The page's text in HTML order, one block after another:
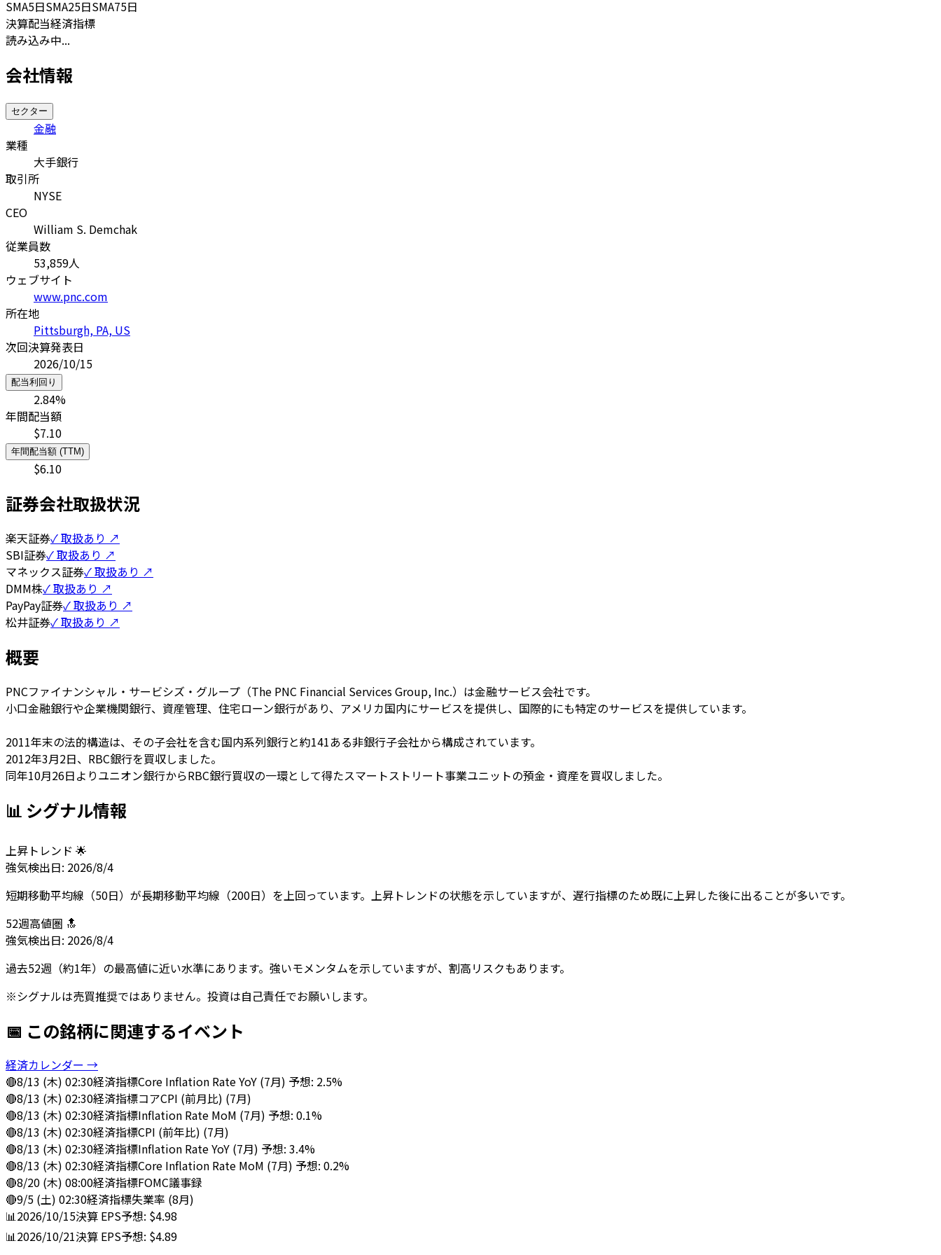
SMA5日SMA25日SMA75日
決算配当経済指標
読み込み中...
会社情報
セクター
金融
業種
大手銀行
取引所
NYSE
CEO
William S. Demchak
従業員数
53,859人
ウェブサイト
www.pnc.com
所在地
Pittsburgh, PA, US
次回決算発表日
2026/10/15
配当利回り
2.84%
年間配当額
$7.10
年間配当額 (TTM)
$6.10
証券会社取扱状況
楽天証券✓ 取扱あり ↗
SBI証券✓ 取扱あり ↗
マネックス証券✓ 取扱あり ↗
DMM株✓ 取扱あり ↗
PayPay証券✓ 取扱あり ↗
松井証券✓ 取扱あり ↗
概要
PNCファイナンシャル・サービシズ・グループ（The PNC Financial Services Group, Inc.）は金融サービス会社です。
小口金融銀行や企業機関銀行、資産管理、住宅ローン銀行があり、アメリカ国内にサービスを提供し、国際的にも特定のサービスを提供しています。
2011年末の法的構造は、その子会社を含む国内系列銀行と約141ある非銀行子会社から構成されています。
2012年3月2日、RBC銀行を買収しました。
同年10月26日よりユニオン銀行からRBC銀行買収の一環として得たスマートストリート事業ユニットの預金・資産を買収しました。
📊 シグナル情報
上昇トレンド 🌟
強気検出日: 2026/8/4
短期移動平均線（50日）が長期移動平均線（200日）を上回っています。上昇トレンドの状態を示していますが、遅行指標のため既に上昇した後に出ることが多いです。
52週高値圏 🔝
強気検出日: 2026/8/4
過去52週（約1年）の最高値に近い水準にあります。強いモメンタムを示していますが、割高リスクもあります。
※シグナルは売買推奨ではありません。投資は自己責任でお願いします。
📅 この銘柄に関連するイベント
経済カレンダー →
🔴8/13 (木) 02:30経済指標Core Inflation Rate YoY (7月) 予想: 2.5%
🔴8/13 (木) 02:30経済指標コアCPI (前月比) (7月)
🔴8/13 (木) 02:30経済指標Inflation Rate MoM (7月) 予想: 0.1%
🔴8/13 (木) 02:30経済指標CPI (前年比) (7月)
🔴8/13 (木) 02:30経済指標Inflation Rate YoY (7月) 予想: 3.4%
🔴8/13 (木) 02:30経済指標Core Inflation Rate MoM (7月) 予想: 0.2%
🔴8/20 (木) 08:00経済指標FOMC議事録
🔴9/5 (土) 02:30経済指標失業率 (8月)
📊2026/10/15決算 EPS予想: $4.98
📊2026/10/21決算 EPS予想: $4.89